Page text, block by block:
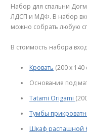
Набор для спальни
ЛДСП и МДФ. В набор
можно собрать любую
В стоимость набора
Кровать (200 х 140
Основание под
Tatami Origami
Тумбы
Шкаф распашной